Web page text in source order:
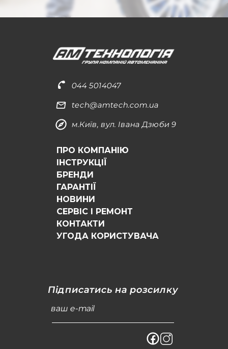
044 5014047
tech@amtech.com.ua
м.Київ, вул. Івана Дзюби 9
ПРО КОМПАНІЮ
ІНСТРУКЦІЇ
БРЕНДИ
ГАРАНТІЇ
НОВИНИ
СЕРВІС І РЕМОНТ
КОНТАКТИ
УГОДА КОРИСТУВАЧА
Підписатись на розсилку
ваш e-mail